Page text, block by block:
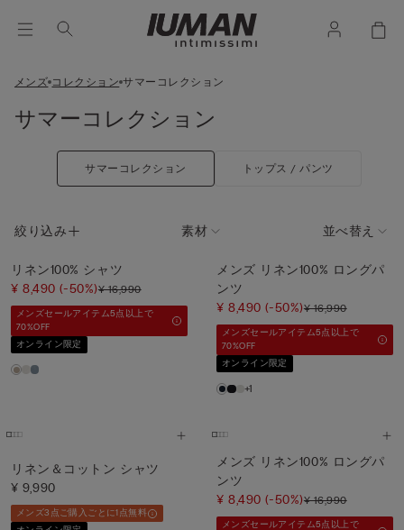
メンズ コレクション サマーコレクション
サマーコレクション
サマーコレクション トップス / パンツ
絞り込み 素材 並べ替え
リネン100% シャツ
¥ 8,490(-50%)¥ 16,990
メンズセールアイテム5点以上で
70%OFF
オンライン限定
メンズ リネン100% ロングパ
ンツ
¥ 8,490(-50%)¥ 16,990
メンズセールアイテム5点以上で
70%OFF
オンライン限定
+1
リネン＆コットン シャツ
¥ 9,990
メンズ3点ご購入ごとに1点無料
メンズ リネン100% ロングパ
ンツ
¥ 8,490(-50%)¥ 16,990
メンズセールアイテム5点以上で